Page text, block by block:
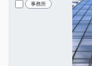
事務所